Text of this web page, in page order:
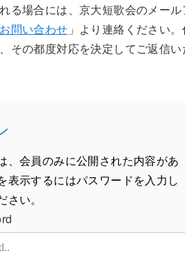
る場合には、京大短歌会のメール
お問い合わせ 」より連絡ください
その都度対応を決定してご返信い
、会員のみに公開された内容があ
表示するにはパスワードを入力し
い。